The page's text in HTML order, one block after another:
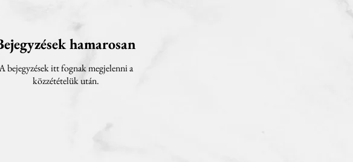
hamarosan
bejegyzések itt fognak megjelenni a
közzétételük után.